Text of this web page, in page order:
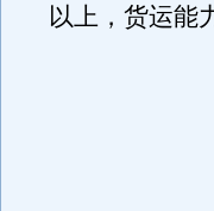
以上，货运能